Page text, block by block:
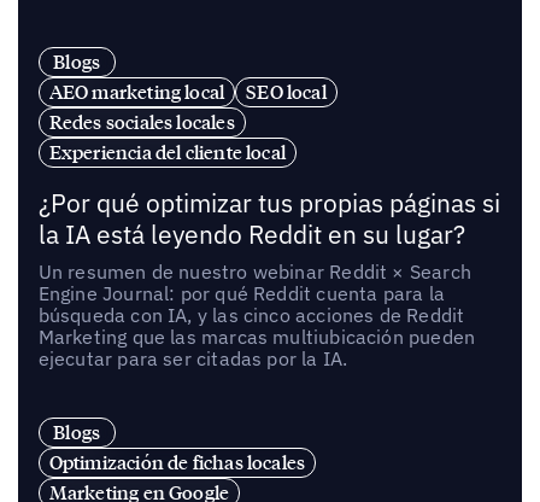
Blogs
AEO marketing local
SEO local
Redes sociales locales
Experiencia del cliente local
¿Por qué optimizar tus propias páginas si
la IA está leyendo Reddit en su lugar?
Un resumen de nuestro webinar Reddit × Search
Engine Journal: por qué Reddit cuenta para la
búsqueda con IA, y las cinco acciones de Reddit
Marketing que las marcas multiubicación pueden
ejecutar para ser citadas por la IA.
Blogs
Optimización de fichas locales
Marketing en Google